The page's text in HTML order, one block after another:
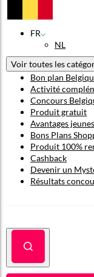
FR
NL
Voir toutes les
Bon plan
Activité
Concours
Produit gratuit
Avantages
Bons Plans
Produit 100%
Cashback
Devenir un
Résultats